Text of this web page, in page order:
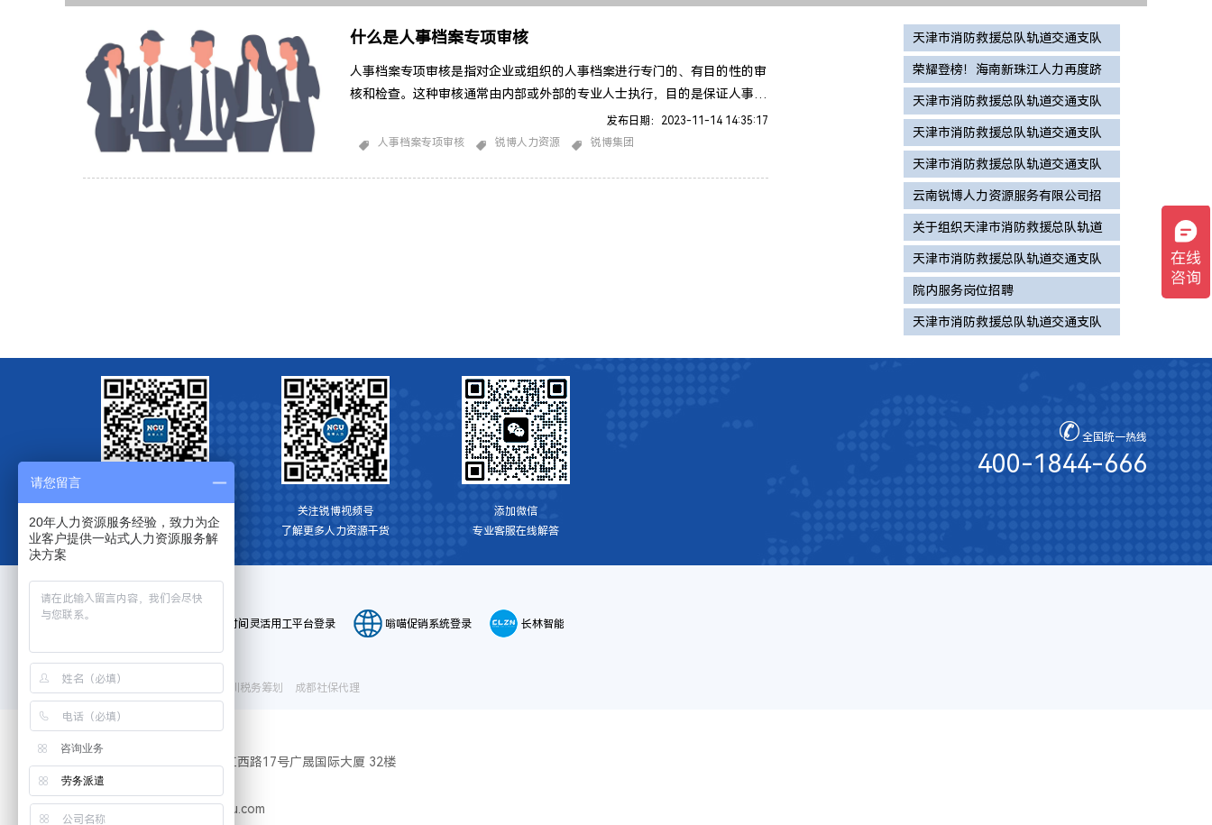
什么是人事档案专项审核
人事档案专项审核是指对企业或组织的人事档案进行专门的、有目的性的审
核和检查。这种审核通常由内部或外部的专业人士执行，目的是保证人事档
案的合规性、准确性，符合以及法规和组织政策的要求。人事档案专项审核
可包括以下方面的内容：合规性审查：检查人事档案是否符合相关法规、劳
发布日期：2023-11-14 14:35:17
人事档案专项审核
锐博人力资源 锐博集团
天津市消防救援总队轨道交通支队
2026年度面向社会公开招录政府专
职消防员拟录用和待补录人员名单
公示
荣耀登榜！海南新珠江人力再度跻
身海南省企业100强
天津市消防救援总队轨道交通支队
招录政府专职消防员拟进入体检及
政治考核递补人员名单公告
天津市消防救援总队轨道交通支队
2026年度招录政府专职消防员体检
和政治考核的公告
天津市消防救援总队轨道交通支队
2026年度招录政府专职消防员总成
绩公告
云南锐博人力资源服务有限公司招
聘简章
关于组织天津市消防救援总队轨道
交通支队政府专职消防员招录面试
和心理测试的通知
天津市消防救援总队轨道交通支队
2026年度招录政府专职消防员体能
测试和岗位适应性测试成绩公告
院内服务岗位招聘
天津市消防救援总队轨道交通支队
获取更多人力资源信息
关注锐博视频号
​了解更多人力资源干货
添加微信
专业客服在线解答
全国统一热线
400-1844-666
平台登录:
小时间灵活用工平台登录 嗡喵促销系统登录 长林智能
友情链接：
深圳税务筹划 成都社保代理
广州市天河区珠江西路17号广晟国际大厦 32楼
Tel
Email
nguqh23@nnngu.com
请您留言
20年人力资源服务经验，致力为企
业客户提供一站式人力资源服务解
决方案
咨询业务
劳务派遣